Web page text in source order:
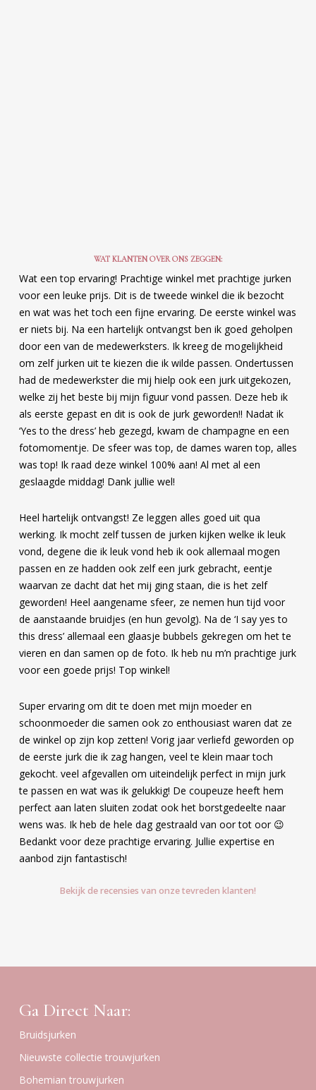
WAT KLANTEN OVER ONS ZEGGEN:
Wat een top ervaring! Prachtige winkel met prachtige jurken
voor een leuke prijs. Dit is de tweede winkel die ik bezocht
en wat was het toch een fijne ervaring. De eerste winkel was
er niets bij. Na een hartelijk ontvangst ben ik goed geholpen
door een van de medewerksters. Ik kreeg de mogelijkheid
om zelf jurken uit te kiezen die ik wilde passen. Ondertussen
had de medewerkster die mij hielp ook een jurk uitgekozen,
welke zij het beste bij mijn figuur vond passen. Deze heb ik
als eerste gepast en dit is ook de jurk geworden!! Nadat ik
‘Yes to the dress’ heb gezegd, kwam de champagne en een
fotomomentje. De sfeer was top, de dames waren top, alles
was top! Ik raad deze winkel 100% aan! Al met al een
geslaagde middag! Dank jullie wel!
Heel hartelijk ontvangst! Ze leggen alles goed uit qua
werking. Ik mocht zelf tussen de jurken kijken welke ik leuk
vond, degene die ik leuk vond heb ik ook allemaal mogen
passen en ze hadden ook zelf een jurk gebracht, eentje
waarvan ze dacht dat het mij ging staan, die is het zelf
geworden! Heel aangename sfeer, ze nemen hun tijd voor
de aanstaande bruidjes (en hun gevolg). Na de ‘I say yes to
this dress’ allemaal een glaasje bubbels gekregen om het te
vieren en dan samen op de foto. Ik heb nu m’n prachtige jurk
voor een goede prijs! Top winkel!
Super ervaring om dit te doen met mijn moeder en
schoonmoeder die samen ook zo enthousiast waren dat ze
de winkel op zijn kop zetten! Vorig jaar verliefd geworden op
de eerste jurk die ik zag hangen, veel te klein maar toch
gekocht. veel afgevallen om uiteindelijk perfect in mijn jurk
te passen en wat was ik gelukkig! De coupeuze heeft hem
perfect aan laten sluiten zodat ook het borstgedeelte naar
wens was. Ik heb de hele dag gestraald van oor tot oor 😉
Bedankt voor deze prachtige ervaring. Jullie expertise en
aanbod zijn fantastisch!
Bekijk de recensies van onze tevreden klanten!
Ga Direct Naar:
Bruidsjurken
Nieuwste collectie trouwjurken
Bohemian trouwjurken